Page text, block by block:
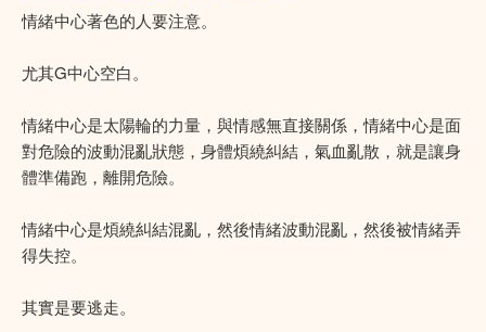
情緒中心著色的人要注意。
尤其G中心空白。
情緒中心是太陽輪的力量，與情感無直接關係，情緒中心是面
對危險的波動混亂狀態，身體煩繞糾結，氣血亂散，就是讓身
體準備跑，離開危險。
情緒中心是煩繞糾結混亂，然後情緒波動混亂，然後被情緒弄
得失控。
其實是要逃走。